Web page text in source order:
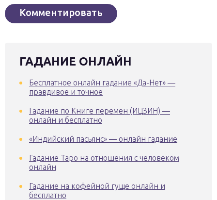
ГАДАНИЕ ОНЛАЙН
Бесплатное онлайн гадание «Да-Нет» —
правдивое и точное
Гадание по Книге перемен (ИЦЗИН) —
онлайн и бесплатно
«Индийский пасьянс» — онлайн гадание
Гадание Таро на отношения с человеком
онлайн
Гадание на кофейной гуще онлайн и
бесплатно